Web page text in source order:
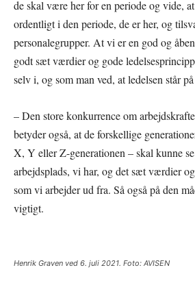
de skal være her for en periode og vide,
ordentligt i den periode, de er her, og
personalegrupper. At vi er en god og
godt sæt værdier og gode
selv i, og som man ved, at ledelsen står
– Den store konkurrence om
betyder også, at de forskellige
X, Y eller Z-generationen – skal kunne
arbejdsplads, vi har, og det sæt værdier
som vi arbejder ud fra. Så også på den
vigtigt.
Henrik Graven ved 6. juli 2021. Foto: AVISEN